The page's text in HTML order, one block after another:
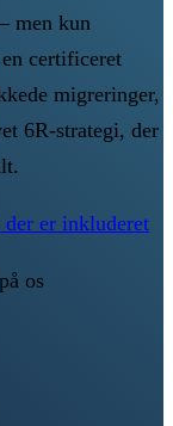
men kun
certificeret
migreringer,
6R-strategi, der
der er inkluderet
os